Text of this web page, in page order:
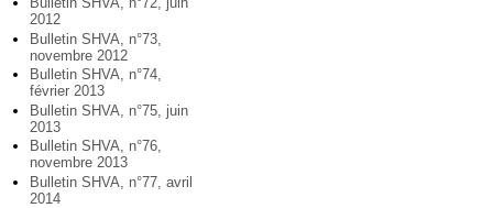
2012
Bulletin SHVA, n°73,
novembre 2012
Bulletin SHVA, n°74,
février 2013
Bulletin SHVA, n°75, juin
2013
Bulletin SHVA, n°76,
novembre 2013
Bulletin SHVA, n°77, avril
2014